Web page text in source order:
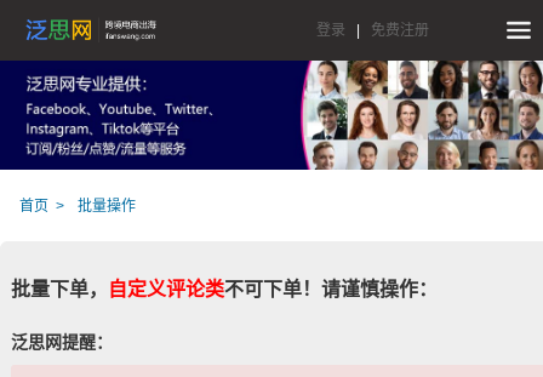
登录 免费注册
首页 批量操作
批量下单， 自定义评论类不可下单！请谨慎操作：
泛思网提醒：